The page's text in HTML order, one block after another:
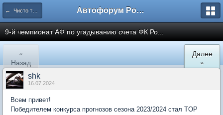
← Чисто трёп за жизнь Автофорум Ростова-на-Дону
9-й чемпионат АФ по угадыванию счета ФК Ро...
«
Назад
Далее
»
shk
16.07.2024
Всем привет!
Победителем конкурса прогнозов сезона 2023/2024 стал TOP